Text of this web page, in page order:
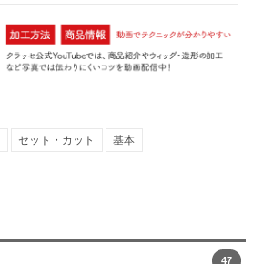
セット・カット 基本
47